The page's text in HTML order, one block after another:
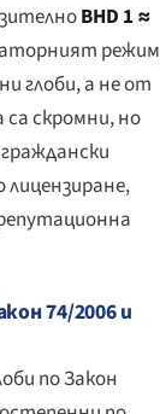
BHD 1 ≈
режим
глоби, а не от
са скромни, но
74/2006 и
по Закон